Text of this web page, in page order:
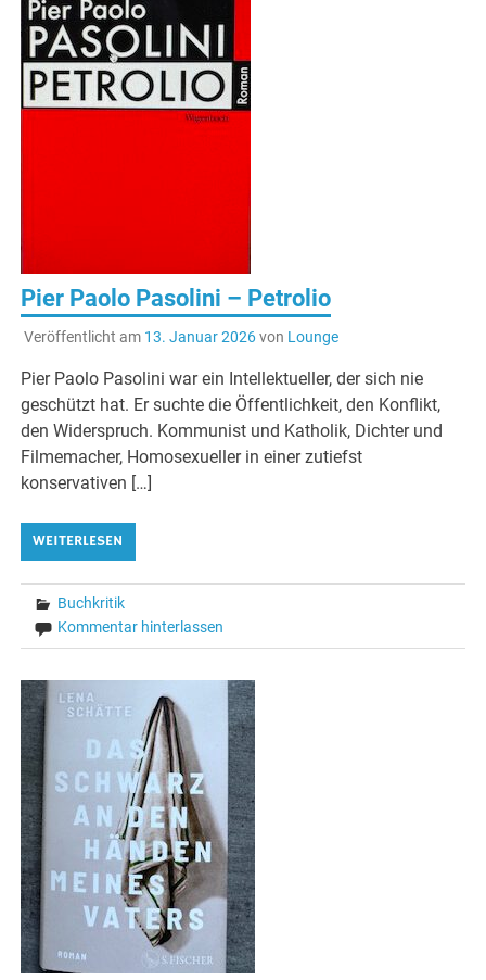
Pier Paolo Pasolini – Petrolio
Veröffentlicht am 13. Januar 2026von Lounge
Pier Paolo Pasolini war ein Intellektueller, der sich nie
geschützt hat. Er suchte die Öffentlichkeit, den Konflikt,
den Widerspruch. Kommunist und Katholik, Dichter und
Filmemacher, Homosexueller in einer zutiefst
konservativen […]
WEITERLESEN
Buchkritik
Kommentar hinterlassen